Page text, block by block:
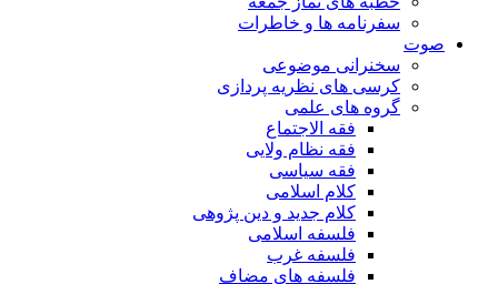
سفرنامه ها و خاطرات
صوت
سخنرانی موضوعی
کرسی های نظریه پردازی
گروه های علمی
فقه الاجتماع
فقه نظام ولایی
فقه سیاسی
کلام اسلامی
کلام جدید و دین پژوهی
فلسفه اسلامی
فلسفه غرب
فلسفه های مضاف